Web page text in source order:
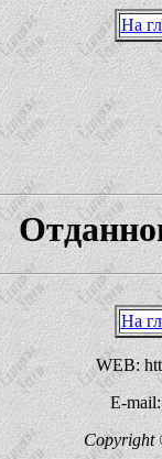
На
На
WEB:
E-
Copyright